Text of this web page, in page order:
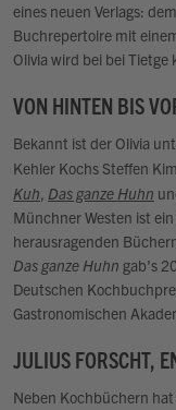
eines neuen Verlags:
Buchrepertoire mit
Olivia wird bei bei
VON HINTEN BIS
Bekannt ist der Olivia
Kehler Kochs Steffen
Kuh, Das ganze Huhn
Münchner Westen ist
herausragenden
Das ganze Huhn gab's
Deutschen
Gastronomischen
JULIUS FORSCHT,
Neben Kochbüchern